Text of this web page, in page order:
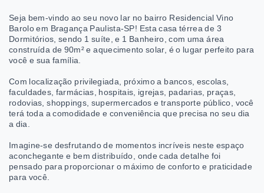
Seja bem-vindo ao seu novo lar no bairro Residencial Vino
Barolo em Bragança Paulista-SP! Esta casa térrea de 3
Dormitórios, sendo 1 suíte, e 1 Banheiro, com uma área
construída de 90m² e aquecimento solar, é o lugar perfeito para
você e sua família.
Com localização privilegiada, próximo a bancos, escolas,
faculdades, farmácias, hospitais, igrejas, padarias, praças,
rodovias, shoppings, supermercados e transporte público, você
terá toda a comodidade e conveniência que precisa no seu dia
a dia.
Imagine-se desfrutando de momentos incríveis neste espaço
aconchegante e bem distribuído, onde cada detalhe foi
pensado para proporcionar o máximo de conforto e praticidade
para você.